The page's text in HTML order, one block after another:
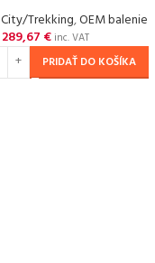
City/Trekking,OEM balenie
289,67 € inc. VAT
PRIDAŤ DO KOŠÍKA